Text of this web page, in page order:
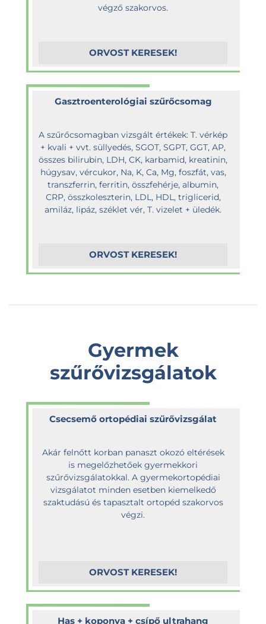
végző szakorvos.
ORVOST KERESEK!
Gasztroenterológiai szűrőcsomag
A szűrőcsomagban vizsgált értékek: T. vérkép
+ kvali + vvt. süllyedés, SGOT, SGPT, GGT, AP,
összes bilirubin, LDH, CK, karbamid, kreatinin,
húgysav, vércukor, Na, K, Ca, Mg, foszfát, vas,
transzferrin, ferritin, összfehérje, albumin,
CRP, összkoleszterin, LDL, HDL, triglicerid,
amiláz, lipáz, széklet vér, T. vizelet + üledék.
ORVOST KERESEK!
Gyermek
szűrővizsgálatok
Csecsemő ortopédiai szűrővizsgálat
Akár felnőtt korban panaszt okozó eltérések
is megelőzhetőek gyermekkori
szűrővizsgálatokkal. A gyermekortopédiai
vizsgálatot minden esetben kiemelkedő
szaktudású és tapasztalt ortopéd szakorvos
végzi.
ORVOST KERESEK!
Has + koponya + csípő ultrahang